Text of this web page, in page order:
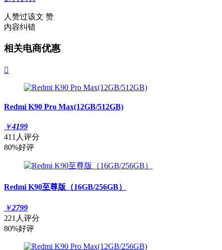
人赞过该文 赞
内容纠错
相关电商优惠

Redmi K90 Pro Max(12GB/512GB)
￥4199
411人评分
80%好评
Redmi K90至尊版（16GB/256GB）
￥2799
221人评分
80%好评